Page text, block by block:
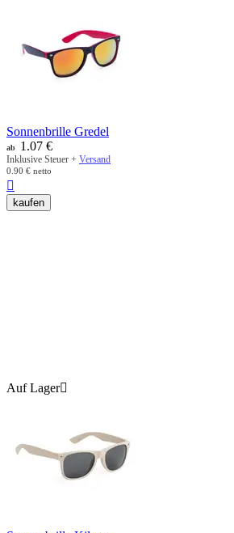
Sonnenbrille Gredel
ab 1.07 €
Inklusive Steuer + Versand
0.90 € netto

kaufen
Auf Lager